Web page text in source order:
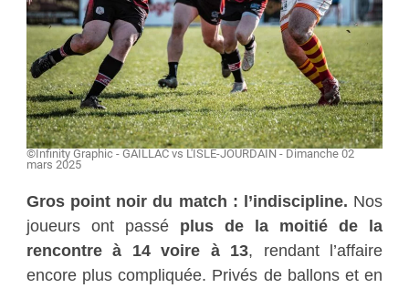
©Infinity Graphic - GAILLAC vs L'ISLE-JOURDAIN - Dimanche 02
mars 2025
Gros point noir du match : l’indiscipline. Nos
joueurs ont passé plus de la moitié de la
rencontre à 14 voire à 13, rendant l’affaire
encore plus compliquée. Privés de ballons et en